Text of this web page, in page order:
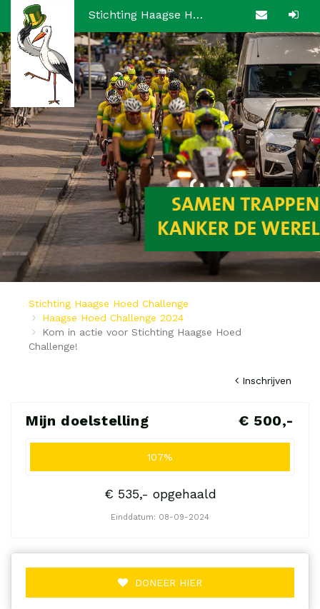
Stichting Haagse Hoed Challenge
Stichting Haagse Hoed Challenge
Haagse Hoed Challenge 2024
Kom in actie voor Stichting Haagse Hoed
Challenge!
Inschrijven
Mijn doelstelling € 500,-
107%
€ 535,- opgehaald
Einddatum: 08-09-2024
DONEER HIER